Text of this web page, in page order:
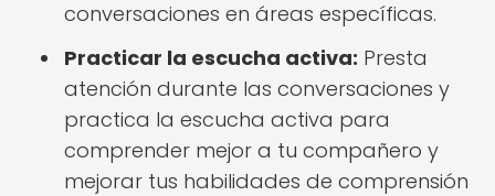
conversaciones en áreas específicas.
Practicar la escucha activa: Presta
atención durante las conversaciones y
practica la escucha activa para
comprender mejor a tu compañero y
mejorar tus habilidades de comprensión